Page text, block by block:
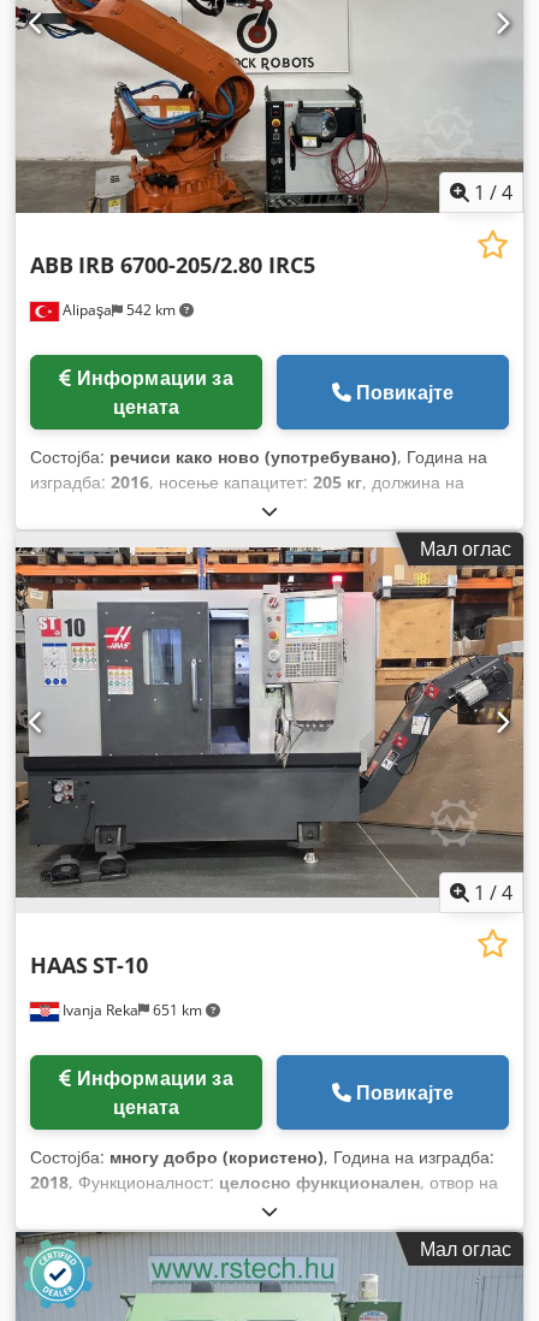
1 /4
Alipaşa 542 km
ABB IRB 6700-205/2.80 IRC5
цената
Повикајте
Состојба: речиси како ново (употребувано), Година на
изградба: 2016, носење капацитет: 205 кг, должина на
Мал оглас
1 /4
Ivanja Reka 651 km
HAASST-10
цената
Повикајте
Состојба: многу добро (користено), Година на изградба:
2018, Функционалност: целосно функционален, отвор на
, максимална брзина на вретеното:
обр/мин, должина на напојување оска X:200 мм, должина
на подавање по Z-оска:406 мм, нос шпиндела: A2-5,
Опрема:
документација / прирачник,
Мал оглас